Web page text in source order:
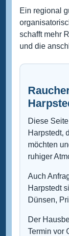
Ein regional
schafft mehr
und die
Diese
Harpstedt,
möchten
ruhiger
Auch
Harpstedt
Dünsen,
Der
Termin vor